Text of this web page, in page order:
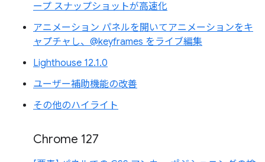
ープ スナップショットが高速化
アニメーション パネルを開いてアニメーションをキ
ャプチャし、@keyframes をライブ編集
Lighthouse 12.1.0
ユーザー補助機能の改善
その他のハイライト
Chrome 127